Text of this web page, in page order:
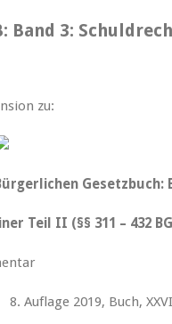
Band 3:
zu:
Gesetzbuch:
Teil II (§§ 311 – 432
XXVII,